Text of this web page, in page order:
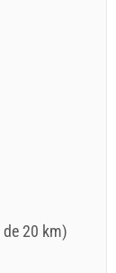
20 km)